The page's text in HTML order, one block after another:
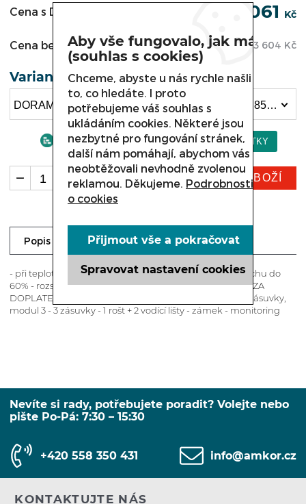
Cena s DPH: 89 061 Kč
Cena bez DPH: 73 604 Kč
Varianta
DORAM STŮL , DM-94004.0.0.0.0 - 2325 x 600 x 850 mm (89 061 Kč)
ks KOUPIT ZBOŽÍ
Popis Ke stažení Dotaz prodejci
- při teplotě okolního prostředí do +43°C a vlhkosti vzduchu do
60% - rozsah teplot od -2 do +10°C - napájení 230V/50HzZA
DOPLATEK - modul 1 - 1 zásuvka pro láhve, modul 2 - 2 zásuvky,
modul 3 - 3 zásuvky - 1 rošt + 2 vodící lišty - zámek - monitoring
Nevíte si rady, potřebujete poradit? Volejte nebo
pište Po-Pá: 7:30 – 15:30
+420 558 350 431 info@amkor.cz
KONTAKTUJTE NÁS
Aby vše fungovalo, jak má
(souhlas s cookies)
Chceme, abyste u nás rychle našli
to, co hledáte. I proto
potřebujeme váš souhlas s
ukládáním cookies. Některé jsou
nezbytné pro fungování stránek,
další nám pomáhají, abychom vás
neobtěžovali nevhodně zvolenou
reklamou. Děkujeme. Podrobnosti
o cookies
Spravovat nastavení cookies
Přijmout vše a pokračovat